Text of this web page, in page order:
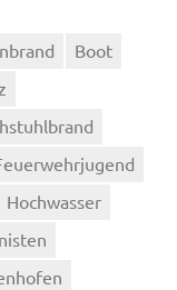
Boot
Hochwasser